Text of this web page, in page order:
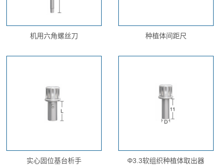
机用六角螺丝刀 种植体间距尺
实心固位基台析手 Φ3.3软组织种植体取出器